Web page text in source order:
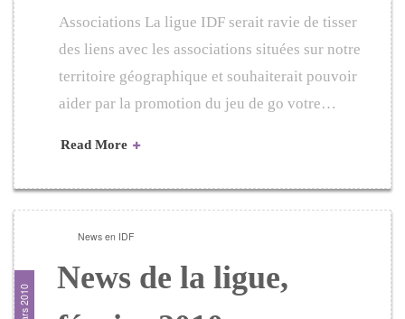
Associations La ligue IDF serait ravie de tisser
des liens avec les associations situées sur notre
territoire géographique et souhaiterait pouvoir
aider par la promotion du jeu de go votre…
Read More
News en IDF
News de la ligue,